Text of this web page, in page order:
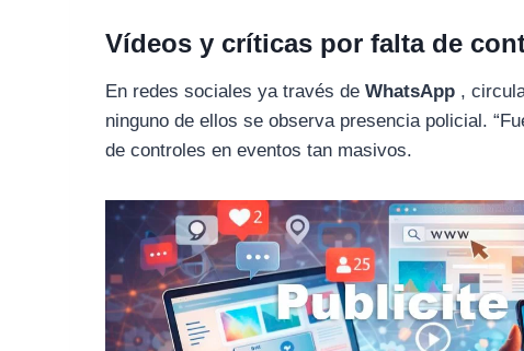
Vídeos y críticas por falta de
En redes sociales ya través deWhatsApp ,
ninguno de ellos se observa presencia policial.
de controles en eventos tan masivos.